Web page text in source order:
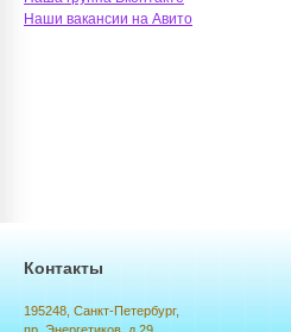
Наши вакансии на Авито
Контакты
195248, Санкт-Петербург,